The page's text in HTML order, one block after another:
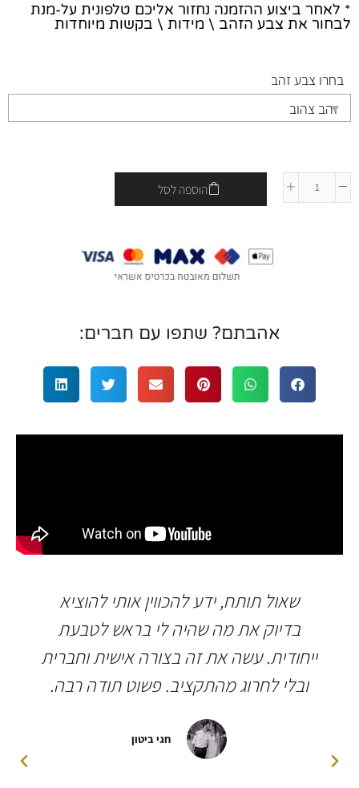
* לאחר ביצוע ההזמנה נחזור אליכם טלפונית על-מנת
לבחור את צבע הזהב \ מידות \ בקשות מיוחדות
בחרו צבע זהב
הוספה לסל
אהבתם? שתפו עם חברים:
שאול תותח, ידע להכווין אותי להוציא
בדיוק את מה שהיה לי בראש לטבעת
ייחודית. עשה את זה בצורה אישית וחברית
ובלי לחרוג מהתקציב. פשוט תודה רבה.
חגי ביטון